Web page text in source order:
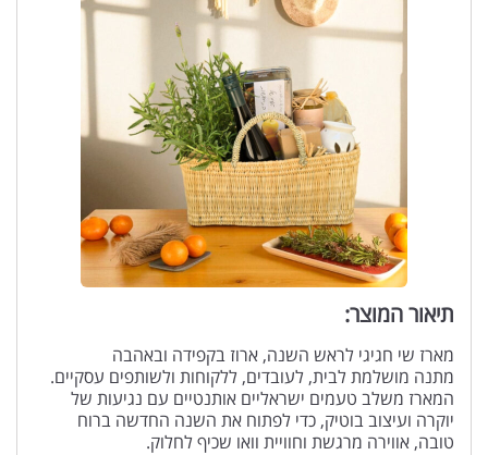
תיאור המוצר:
מארז שי חגיגי לראש השנה, ארוז בקפידה ובאהבה
מתנה מושלמת לבית, לעובדים, ללקוחות ולשותפים עסקיים.
המארז משלב טעמים ישראליים אותנטיים עם נגיעות של
יוקרה ועיצוב בוטיק, כדי לפתוח את השנה החדשה ברוח
טובה, אווירה מרגשת וחוויית וואו שכיף לחלוק.